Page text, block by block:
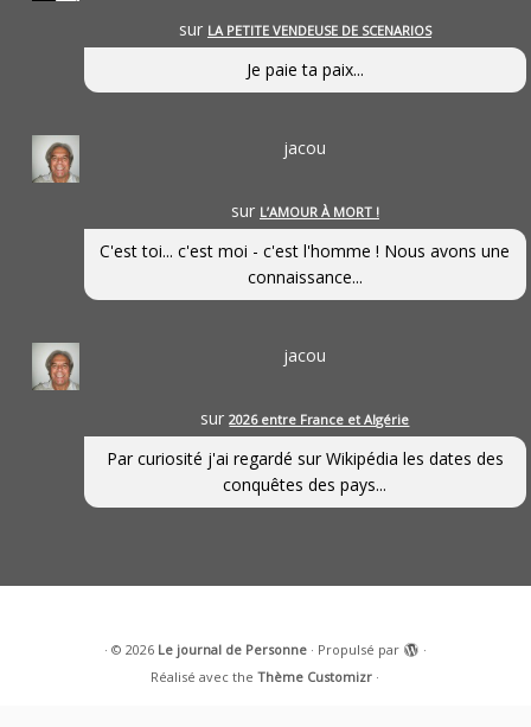
sur LA PETITE VENDEUSE DE SCENARIOS
Je paie ta paix...
jacou
sur L’AMOUR À MORT !
C'est toi... c'est moi - c'est l'homme ! Nous avons une
connaissance...
jacou
sur2026 entre France et Algérie
Par curiosité j'ai regardé sur Wikipédia les dates des
conquêtes des pays...
· © 2026 Le journal de Personne· Propulsé par
·
Réalisé avec theThème Customizr ·